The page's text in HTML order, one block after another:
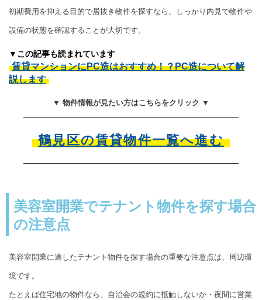
初期費用を抑える目的で居抜き物件を探すなら、しっかり内見で物件や
設備の状態を確認することが大切です。
▼この記事も読まれています
賃貸マンションにPC造はおすすめ！？PC造について解
説します
▼ 物件情報が見たい方はこちらをクリック ▼
鶴見区の賃貸物件一覧へ進む
美容室開業でテナント物件を探す場合
の注意点
美容室開業に適したテナント物件を探す場合の重要な注意点は、周辺環
境です。
たとえば住宅地の物件なら、自治会の規約に抵触しないか・夜間に営業